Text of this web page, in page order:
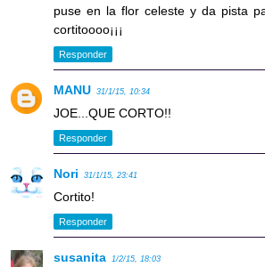
puse en la flor celeste y da pista
cortitoooo¡¡¡
Responder
MANU 31/1/15, 10:34
JOE...QUE CORTO!!
Responder
Nori 31/1/15, 23:41
Cortito!
Responder
susanita 1/2/15, 18:03